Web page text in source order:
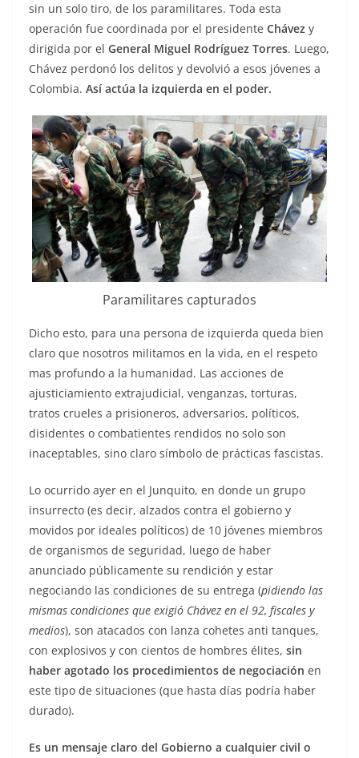
sin un solo tiro, de los paramilitares. Toda esta
operación fue coordinada por el presidente Chávez y
dirigida por el General Miguel Rodríguez Torres. Luego,
Chávez perdonó los delitos y devolvió a esos jóvenes a
Colombia. Así actúa la izquierda en el poder.
Paramilitares capturados
Dicho esto, para una persona de izquierda queda bien
claro que nosotros militamos en la vida, en el respeto
mas profundo a la humanidad. Las acciones de
ajusticiamiento extrajudicial, venganzas, torturas,
tratos crueles a prisioneros, adversarios, políticos,
disidentes o combatientes rendidos no solo son
inaceptables, sino claro símbolo de prácticas fascistas.
Lo ocurrido ayer en el Junquito, en donde un grupo
insurrecto (es decir, alzados contra el gobierno y
movidos por ideales políticos) de 10 jóvenes miembros
de organismos de seguridad, luego de haber
anunciado públicamente su rendición y estar
negociando las condiciones de su entrega (pidiendo las
mismas condiciones que exigió Chávez en el 92, fiscales y
medios), son atacados con lanza cohetes anti tanques,
con explosivos y con cientos de hombres élites, sin
haber agotado los procedimientos de negociación en
este tipo de situaciones (que hasta días podría haber
durado).
Es un mensaje claro del Gobierno a cualquier civil o